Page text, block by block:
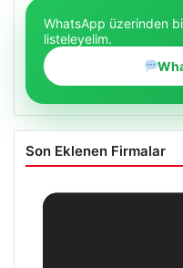
WhatsApp üzerinden
listeleyelim.
Son Eklenen Firmalar